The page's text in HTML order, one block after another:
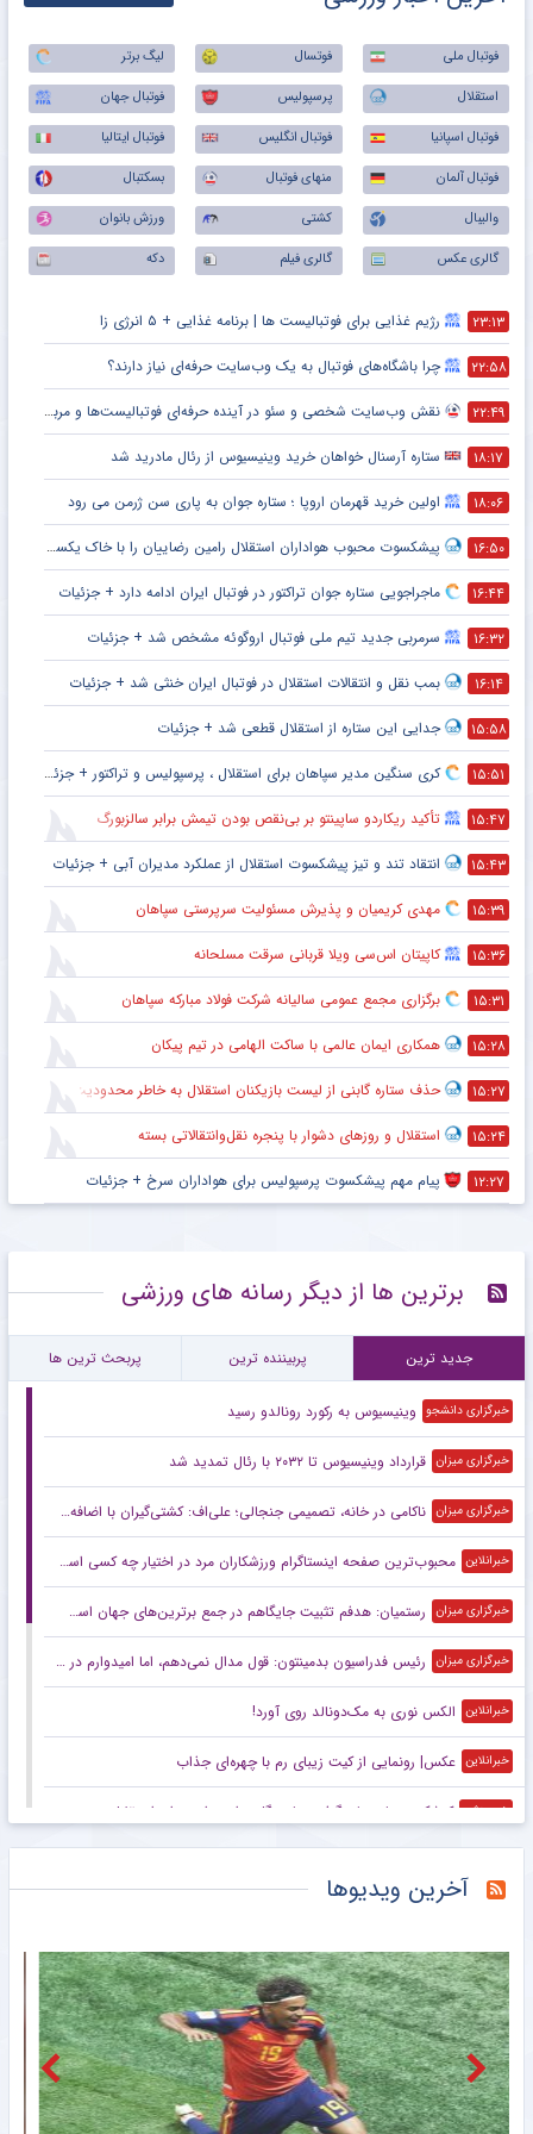
فوتبال ملی فوتسال
لیگ برتر
استقلال
پرسپولیس
فوتبال جهان
فوتبال اسپانیا
فوتبال انگلیس
فوتبال ایتالیا
فوتبال آلمان
منهای فوتبال
بسکتبال
والیبال
کشتی
ورزش بانوان
گالری عکس
گالری فیلم دکه
۲۳:۱۳ رژیم غذایی برای فوتبالیست ها | برنامه غذایی + ۵ انرژی زا
۲۲:۵۸ چرا باشگاه‌های فوتبال به یک وب‌سایت حرفه‌ای نیاز دارند؟
۲۲:۴۹ نقش وب‌سایت شخصی و سئو در آینده حرفه‌ای فوتبالیست‌ها و مربیان
۱۸:۱۷ ستاره آرسنال خواهان خرید وینیسیوس از رئال مادرید شد
۱۸:۰۶ اولین خرید قهرمان اروپا ؛ ستاره جوان به پاری سن ژرمن می رود
۱۶:۵۰ پیشکسوت محبوب هواداران استقلال رامین رضاییان را با خاک یکسان کرد + جزئیات
۱۶:۴۴ ماجراجویی ستاره جوان تراکتور در فوتبال ایران ادامه دارد + جزئیات
۱۶:۳۲ سرمربی جدید تیم ملی فوتبال اروگوئه مشخص شد + جزئیات
۱۶:۱۴ بمب نقل و انتقالات استقلال در فوتبال ایران خنثی شد + جزئیات
۱۵:۵۸ جدایی این ستاره از استقلال قطعی شد + جزئیات
۱۵:۵۱ کری سنگین مدیر سپاهان برای استقلال ، پرسپولیس و تراکتور + جزئیات
۱۵:۴۷ تأکید ریکاردو ساپینتو بر بی‌نقص بودن تیمش برابر سالزبورگ
۱۵:۴۳ انتقاد تند و تیز پیشکسوت استقلال از عملکرد مدیران آبی + جزئیات
۱۵:۳۹ مهدی کریمیان و پذیرش مسئولیت سرپرستی سپاهان
۱۵:۳۶ کاپیتان اس‌سی ویلا قربانی سرقت مسلحانه
۱۵:۳۱ برگزاری مجمع عمومی سالیانه شرکت فولاد مبارکه سپاهان
۱۵:۲۸ همکاری ایمان عالمی با ساکت الهامی در تیم پیکان
۱۵:۲۷ حذف ستاره گابنی از لیست بازیکنان استقلال به خاطر محدودیت نقل‌وانتقالاتی
۱۵:۲۴ استقلال و روزهای دشوار با پنجره نقل‌وانتقالاتی بسته
۱۲:۲۷ پیام مهم پیشکسوت پرسپولیس برای هواداران سرخ + جزئیات
برترین ها از دیگر رسانه های ورزشی
جدید ترین پربیننده ترین پربحث ترین ها
خبرگزاری دانشجو وینیسیوس به رکورد رونالدو رسید
خبرگزاری میزان قرارداد وینیسیوس تا ۲۰۳۲ با رئال‌ تمدید شد
خبرگزاری میزان ناکامی در خانه، تصمیمی جنجالی؛ علی‌اف: کشتی‌گیران با اضافه‌وزن از تیم ملی اخراج می‌شوند!
خبرانلاین محبوب‌ترین صفحه اینستاگرام ورزشکاران مرد در اختیار چه کسی است؟
خبرگزاری میزان رستمیان: هدفم تثبیت جایگاهم در جمع برترین‌های جهان است/ برای درخشش در هر دو ماده آماده می‌شوم
خبرگزاری میزان رئیس فدراسیون بدمینتون: قول مدال نمی‌دهم، اما امیدوارم در ناگویا و داکار اتفاقات خوبی بیفتد/ هدف اصلی ما کسب سهمیه المپیک لس‌آنجلس است
خبرانلاین الکس نوری به مک‌دونالد روی آورد!
خبرانلاین عکس| رونمایی از کیت زیبای رم با چهره‌ای جذاب
خبرورزشی کوشکی دوباره جان گرفت؛ پاس گل و امیدواری برای استقلال
تونل زمان| تیم ملی با گل‌های علی دایی روی سکو رفت/ زخم کاری ایران بر پیکر بحرین
خبرورزشی اخراج میلاد محمدی در اولین بازی فیکس
باشگاه خبرنگاران جوان با تصمیم فدراسیون بین‌المللی وزنه‌برداری؛ رکورد‌های جهانی یوسفی و نصیری حفظ شد
خبرگزاری مهر بازدید سرپرست فدراسیون پارادوومیدانی از دومین اردوی تیم ملی مردان
خبرانلاین عکس| اخراج ملی‌پوش فوتبال ایران در ۱۲ دقیقه!
آخرین ویدیوها